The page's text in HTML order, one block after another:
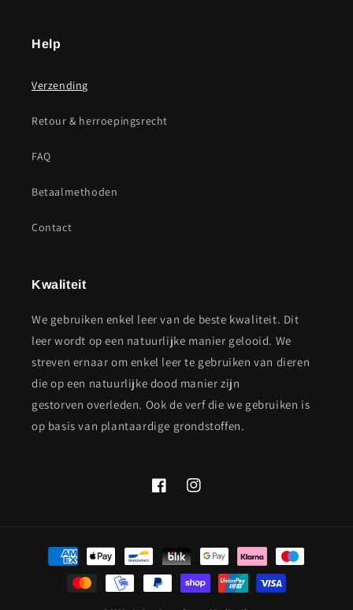
Help
Verzending
Retour & herroepingsrecht
FAQ
Betaalmethoden
Contact
Kwaliteit
We gebruiken enkel leer van de beste kwaliteit. Dit
leer wordt op een natuurlijke manier gelooid. We
streven ernaar om enkel leer te gebruiken van dieren
die op een natuurlijke dood manier zijn
gestorven overleden. Ook de verf die we gebruiken is
op basis van plantaardige grondstoffen.
FacebookInstagram
Betaalmethoden